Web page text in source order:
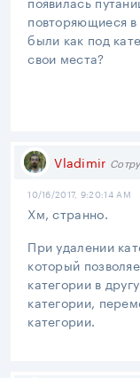
повторяющиеся
были как под
свои места?
Vladimir
10/16/2017, 9:20:14 AM
Хм, странно.
При удалении
который
категории в
категории,
категории.